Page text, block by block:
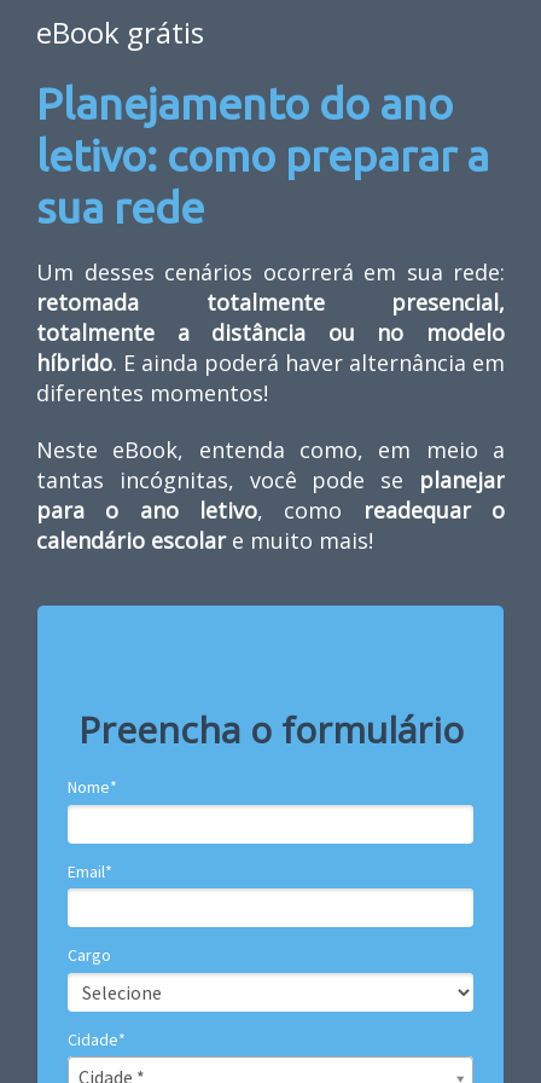
eBook grátis
Planejamento do ano
letivo: como preparar a
sua rede
Um desses cenários ocorrerá em sua rede:
retomada totalmente presencial,
totalmente a distância ou no modelo
híbrido. E ainda poderá haver alternância em
diferentes momentos!
Neste eBook, entenda como, em meio a
tantas incógnitas, você pode se planejar
para o ano letivo, como readequar o
calendário escolare muito mais!
Preencha o formulário
Nome*
Email*
Cargo
Cidade*
Cidade *
Cidade*